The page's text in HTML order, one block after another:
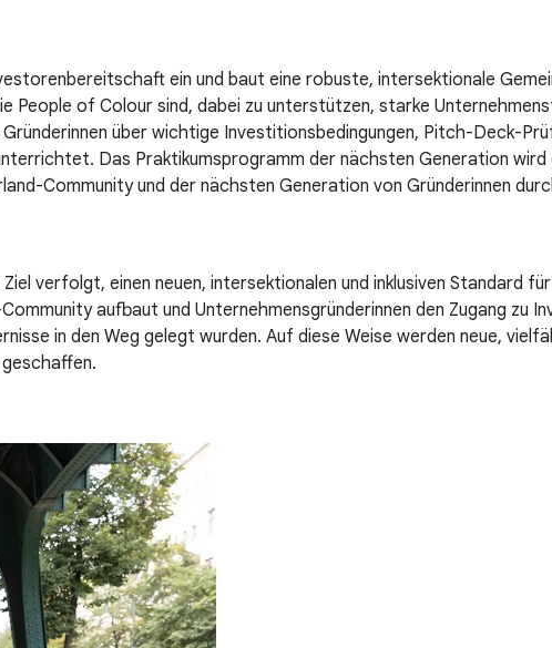
ein und baut eine robuste, intersektionale
People of Colour sind, dabei zu unterstützen, starke
über wichtige Investitionsbedingungen, Pitch-Deck-
Das Praktikumsprogramm der nächsten Generation
Community und der nächsten Generation von Gründerinnen
verfolgt, einen neuen, intersektionalen und inklusiven Standard
aufbaut und Unternehmensgründerinnen den Zugang zu
in den Weg gelegt wurden. Auf diese Weise werden neue,